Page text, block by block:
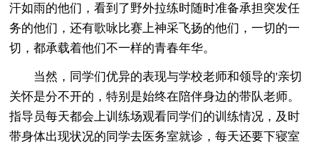
汗如雨的他们，看到了野外拉练时随时准备承担突发任
务的他们，还有歌咏比赛上神采飞扬的他们，一切的一
切，都承载着他们不一样的青春年华。
当然，同学们优异的表现与学校老师和领导的'亲切
关怀是分不开的，特别是始终在陪伴身边的带队老师。
指导员每天都会上训练场观看同学们的训练情况，及时
带身体出现状况的同学去医务室就诊，每天还要下寝室